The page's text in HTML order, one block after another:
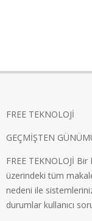
FREE TEKNOLOJİ
GEÇMİŞTEN
FREE TEKNOLOJİ
üzerindeki tüm
nedeni ile
durumlar kullanıcı